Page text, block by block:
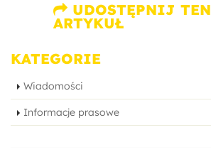
UDOSTĘPNIJ TEN
ARTYKUŁ
KATEGORIE
Wiadomości
Informacje prasowe